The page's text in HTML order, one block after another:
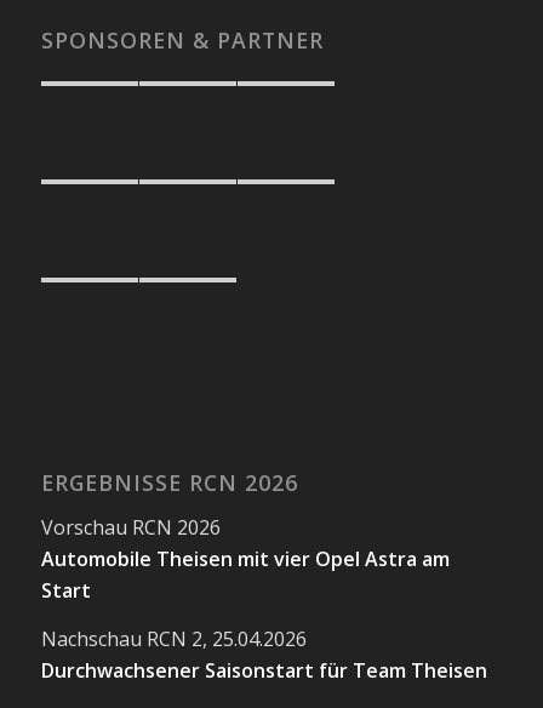
SPONSOREN & PARTNER
ERGEBNISSE RCN 2026
Vorschau RCN 2026
Automobile Theisen mit vier Opel Astra am
Start
Nachschau RCN 2, 25.04.2026
Durchwachsener Saisonstart für Team Theisen